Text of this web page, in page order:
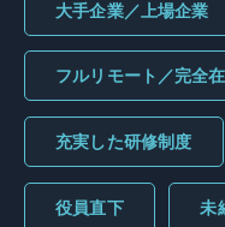
大手企業／上場企業
フルリモート／完全
充実した研修制度
役員直下 未